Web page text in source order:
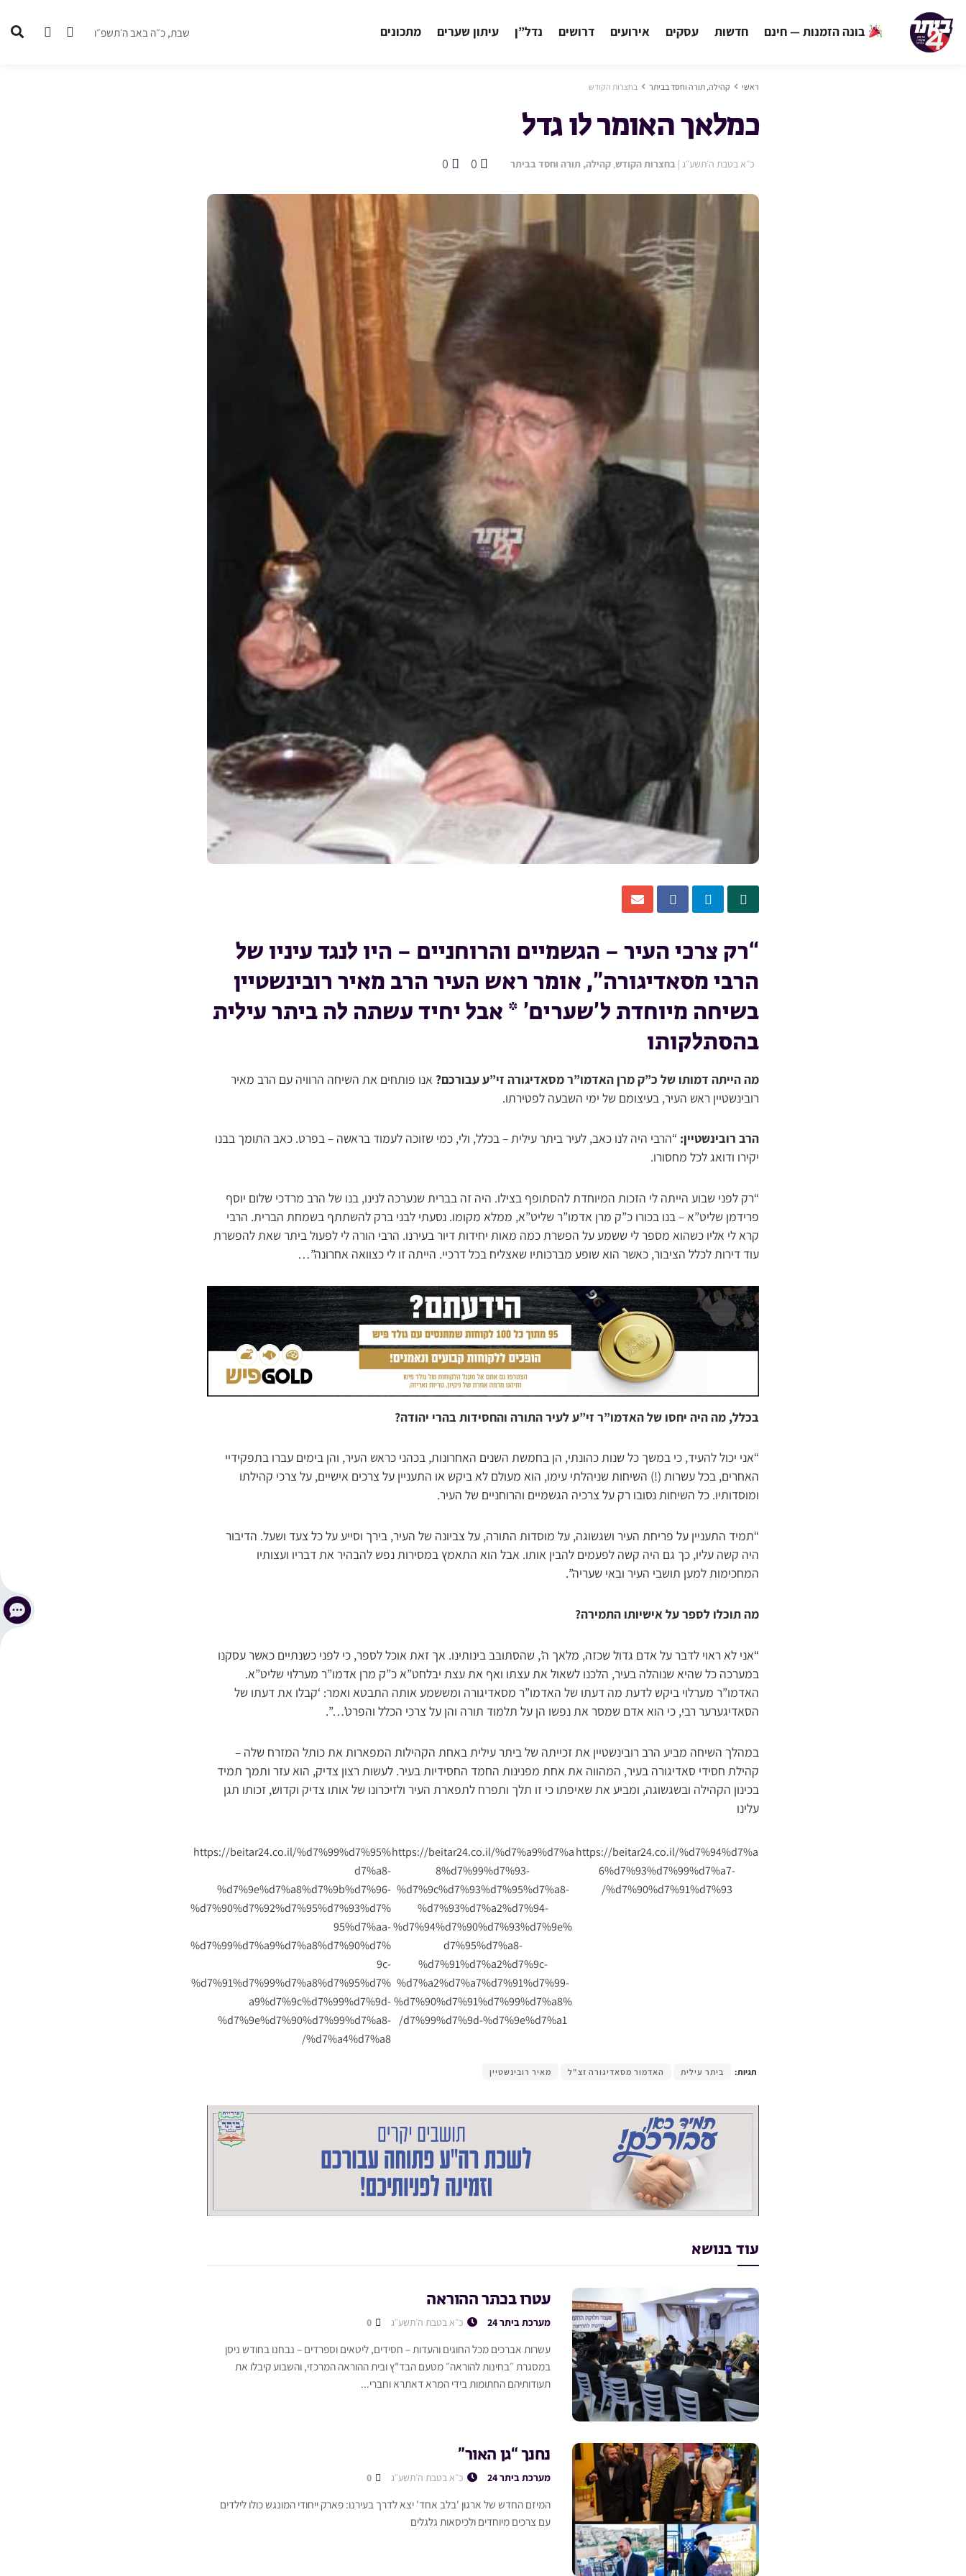
בונה הזמנות — חינם חדשות עסקים אירועים דרושים נדל”ן עיתון שערים מתכונים שבת, כ״ה באב ה׳תשפ״ו
ראשי קהילה, תורה וחסד בביתר בחצרות הקודש
כמלאך האומר לו גדל
כ״א בטבת ה׳תשע״ג | בחצרות הקודש, קהילה, תורה וחסד בביתר 0
0
“רק צרכי העיר – הגשמיים והרוחניים – היו לנגד עיניו של
הרבי מסאדיגורה”, אומר ראש העיר הרב מאיר רובינשטיין
בשיחה מיוחדת ל’שערים’ * אבל יחיד עשתה לה ביתר עילית
בהסתלקותו
מה הייתה דמותו של כ”ק מרן האדמו”ר מסאדיגורה זי”ע עבורכם? אנו פותחים את השיחה הרוויה עם הרב מאיר
רובינשטיין ראש העיר, בעיצומם של ימי השבעה לפטירתו.
הרב רובינשטיין: “הרבי היה לנו כאב, לעיר ביתר עילית – בכלל, ולי, כמי שזוכה לעמוד בראשה – בפרט. כאב התומך בבנו
יקירו ודואג לכל מחסורו.
“רק לפני שבוע הייתה לי הזכות המיוחדת להסתופף בצילו. היה זה בברית שנערכה לנינו, בנו של הרב מרדכי שלום יוסף
פרידמן שליט”א – בנו בכורו כ”ק מרן אדמו”ר שליט”א, ממלא מקומו. נסעתי לבני ברק להשתתף בשמחת הברית. הרבי
קרא לי אליו כשהוא מספר לי ששמע על הפשרת כמה מאות יחידות דיור בעירנו. הרבי הורה לי לפעול ביתר שאת להפשרת
עוד דירות לכלל הציבור, כאשר הוא שופע מברכותיו שאצליח בכל דרכיי. הייתה זו לי כצוואה אחרונה”…
בכלל, מה היה יחסו של האדמו”ר זי”ע לעיר התורה והחסידות בהרי יהודה?
“אני יכול להעיד, כי במשך כל שנות כהונתי, הן בחמשת השנים האחרונות, בכהני כראש העיר, והן בימים עברו בתפקידיי
האחרים, בכל עשרות (!) השיחות שניהלתי עימו, הוא מעולם לא ביקש או התעניין על צרכים אישיים, על צרכי קהילתו
ומוסדותיו. כל השיחות נסובו רק על צרכיה הגשמיים והרוחניים של העיר.
“תמיד התעניין על פריחת העיר ושגשוגה, על מוסדות התורה, על צביונה של העיר, בירך וסייע על כל צעד ושעל. הדיבור
היה קשה עליו, כך גם היה קשה לפעמים להבין אותו. אבל הוא התאמץ במסירות נפש להבהיר את דבריו ועצותיו
המחכימות למען תושבי העיר ובאי שעריה”.
מה תוכלו לספר על אישיותו התמירה?
“אני לא ראוי לדבר על אדם גדול שכזה, מלאך ה’, שהסתובב בינותינו. אך זאת אוכל לספר, כי לפני כשנתיים כאשר עסקנו
במערכה כל שהיא שנוהלה בעיר, הלכנו לשאול את עצתו ואף את עצת יבלחט”א כ”ק מרן אדמו”ר מערלוי שליט”א.
האדמו”ר מערלוי ביקש לדעת מה דעתו של האדמו”ר מסאדיגורה ומששמע אותה התבטא ואמר: ‘קבלו את דעתו של
הסאדיגערער רבי, כי הוא אדם שמסר את נפשו הן על תלמוד תורה והן על צרכי הכלל והפרט’…”.
במהלך השיחה מביע הרב רובינשטיין את זכייתה של ביתר עילית באחת הקהילות המפארות את כותל המזרח שלה –
קהילת חסידי סאדיגורה בעיר, המהווה את אחת מפנינות החמד החסידיות בעיר. לעשות רצון צדיק, הוא עזר ותמך תמיד
בכינון הקהילה ובשגשוגה, ומביע את שאיפתו כי זו תלך ותפרח לתפארת העיר ולזיכרונו של אותו צדיק וקדוש, זכותו תגן
עלינו
https://beitar24.co.il/%d7%94%d7%a
6%d7%93%d7%99%d7%a7-
%d7%90%d7%91%d7%93/
https://beitar24.co.il/%d7%a9%d7%a
8%d7%99%d7%93-
%d7%9c%d7%93%d7%95%d7%a8-
%d7%93%d7%a2%d7%94-
%d7%94%d7%90%d7%93%d7%9e%
d7%95%d7%a8-
%d7%91%d7%a2%d7%9c-
%d7%a2%d7%a7%d7%91%d7%99-
%d7%90%d7%91%d7%99%d7%a8%
d7%99%d7%9d-%d7%9e%d7%a1/
https://beitar24.co.il/%d7%99%d7%95%
d7%a8-
%d7%9e%d7%a8%d7%9b%d7%96-
%d7%90%d7%92%d7%95%d7%93%d7%
95%d7%aa-
%d7%99%d7%a9%d7%a8%d7%90%d7%
9c-
%d7%91%d7%99%d7%a8%d7%95%d7%
a9%d7%9c%d7%99%d7%9d-
%d7%9e%d7%90%d7%99%d7%a8-
%d7%a4%d7%a8/
תגיות: ביתר עילית האדמור מסאדיגורה זצ"ל מאיר רובינשטיין
עוד בנושא
עטרו בכתר ההוראה
מערכת ביתר 24 כ״א בטבת ה׳תשע״ג
עשרות אברכים מכל החוגים והעדות – חסידים, ליטאים וספרדים – נבחנו בחודש ניסן
במסגרת ״בחינות להוראה״ מטעם הבד"ץ ובית ההוראה המרכזי, והשבוע קיבלו את
תעודותיהם החתומות בידי המרא דאתרא וחברי...
נחנך “גן האור”
מערכת ביתר 24 כ״א בטבת ה׳תשע״ג
המיזם החדש של ארגון 'בלב אחד' יצא לדרך בעירנו: פארק ייחודי המונגש כולו לילדים
עם צרכים מיוחדים ולכיסאות גלגלים